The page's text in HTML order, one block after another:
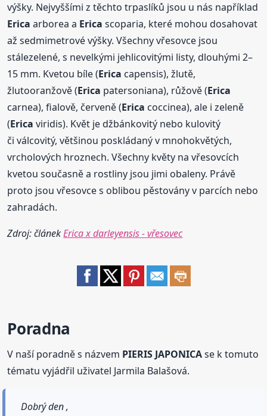
výšky. Nejvyššími z těchto trpaslíků jsou u nás například
Erica arborea a Erica scoparia, které mohou dosahovat
až sedmimetrové výšky. Všechny vřesovce jsou
stálezelené, s nevelkými jehlicovitými listy, dlouhými 2–
15 mm. Kvetou bíle (Erica capensis), žlutě,
žlutooranžově (Erica patersoniana), růžově (Erica
carnea), fialově, červeně (Erica coccinea), ale i zeleně
(Erica viridis). Květ je džbánkovitý nebo kulovitý
či válcovitý, většinou poskládaný v mnohokvětých,
vrcholových hroznech. Všechny květy na vřesovcích
kvetou současně a rostliny jsou jimi obaleny. Právě
proto jsou vřesovce s oblibou pěstovány v parcích nebo
zahradách.
Zdroj: článekErica x darleyensis - vřesovec
Poradna
V naší poradně s názvem PIERIS JAPONICAse k tomuto
tématu vyjádřil uživatel Jarmila Balašová.
Dobrý den ,